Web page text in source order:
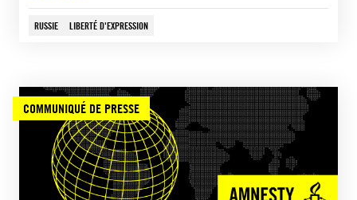
RUSSIE LIBERTÉ D'EXPRESSION
COMMUNIQUÉ DE PRESSE